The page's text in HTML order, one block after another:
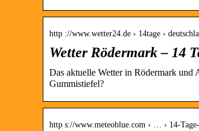
http ://www.wetter24.de › 14tage ›
Wetter Rödermark – 14
Das aktuelle Wetter in Rödermark und
Gummistiefel?
http s://www.meteoblue.com › … › 14-